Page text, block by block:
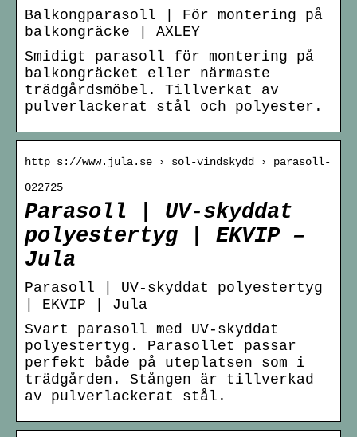
Balkongparasoll | För montering på
balkongräcke | AXLEY
Smidigt parasoll för montering på
balkongräcket eller närmaste
trädgårdsmöbel. Tillverkat av
pulverlackerat stål och polyester.
http s://www.jula.se › sol-vindskydd › parasoll-
022725
Parasoll | UV-skyddat
polyestertyg | EKVIP –
Jula
Parasoll | UV-skyddat polyestertyg
| EKVIP | Jula
Svart parasoll med UV-skyddat
polyestertyg. Parasollet passar
perfekt både på uteplatsen som i
trädgården. Stången är tillverkad
av pulverlackerat stål.